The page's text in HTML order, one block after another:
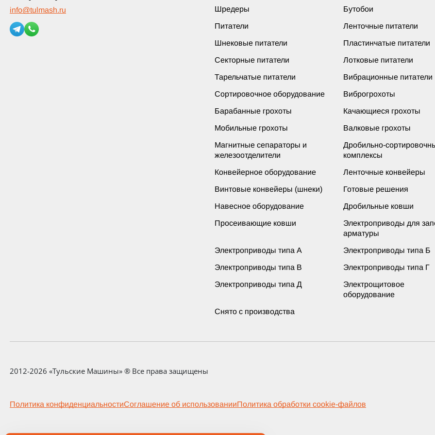
info@tulmash.ru Шредеры Бутобои
Питатели Ленточные питатели
Шнековые питатели Пластинчатые питатели
Секторные питатели Лотковые питатели
Тарельчатые питатели Вибрационные питатели
Сортировочное оборудование Виброгрохоты
Барабанные грохоты Качающиеся грохоты
Мобильные грохоты Валковые грохоты
Магнитные сепараторы и
железоотделители
Дробильно-
комплексы
Конвейерное оборудование Ленточные конвейеры
Винтовые конвейеры (шнеки) Готовые решения
Навесное оборудование Дробильные ковши
Просеивающие ковши
Электроприводы для
арматуры
Электроприводы типа А Электроприводы типа Б
Электроприводы типа В Электроприводы типа Г
Электроприводы типа Д
Электрощитовое
оборудование
Снято с производства
2012-2026 «Тульские Машины» ® Все права защищены
Политика конфиденциальностиСоглашение об использованииПолитика обработки cookie-файлов